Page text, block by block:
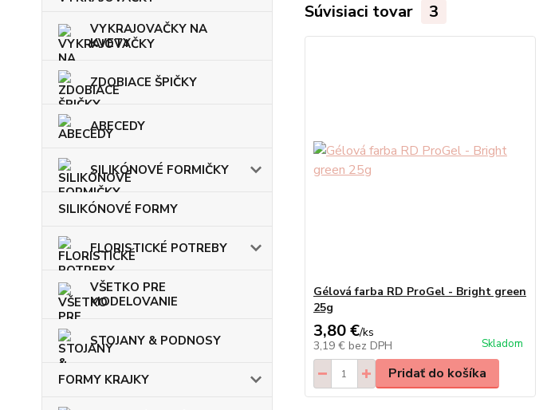
VYKRAJOVAČKY NA
KVETY
ZDOBIACE ŠPIČKY
ABECEDY
SILIKÓNOVÉ FORMIČKY
SILIKÓNOVÉ FORMY
FLORISTICKÉ POTREBY
VŠETKO PRE
MODELOVANIE
STOJANY & PODNOSY
FORMY KRAJKY
Súvisiaci tovar 3
Gélová farba RD ProGel - Bright green
25g
3,80 €/ks
3,19 € bez DPH Skladom
Pridať do košíka